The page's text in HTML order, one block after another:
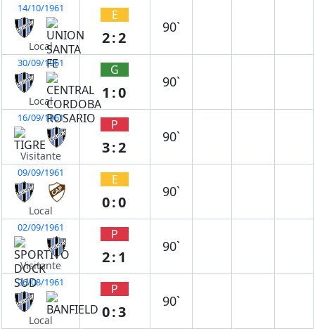
14/10/1961
Local
E
2:2
90`
30/09/1961
Local
G
1:0
90`
16/09/1961
Visitante
P
3:2
90`
09/09/1961
Local
E
0:0
90`
02/09/1961
Visitante
P
2:1
90`
26/08/1961
Local
P
0:3
90`